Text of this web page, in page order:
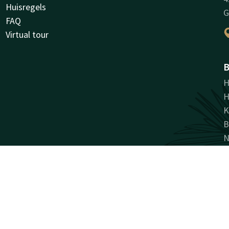
Huisregels
FAQ
Virtual tour